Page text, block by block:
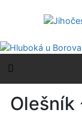
Přejít na menu
Olešník